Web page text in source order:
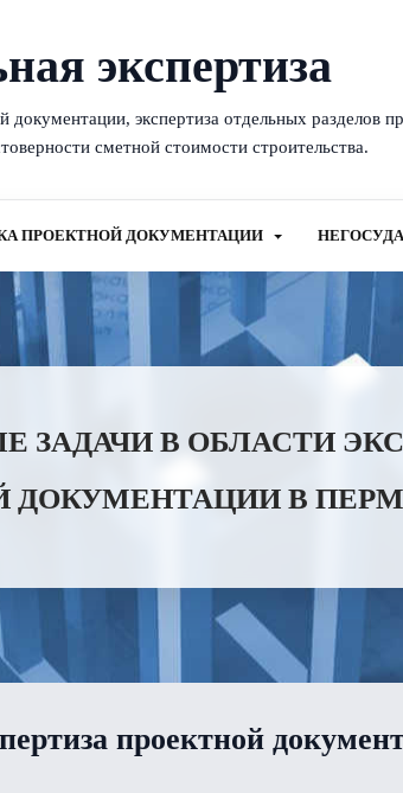
экспертиза
документации, экспертиза отдельных разделов
сметной стоимости строительства.
ПРОЕКТНОЙ ДОКУМЕНТАЦИИ
В ОБЛАСТИ
ДОКУМЕНТАЦИИ В
проектной